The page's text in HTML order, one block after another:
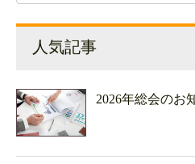
人気記事
2026年総会のお